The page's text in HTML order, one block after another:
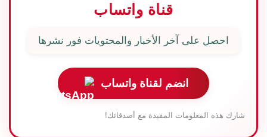
قناة واتساب
احصل على آخر الأخبار والمحتويات فور نشرها
انضم لقناة واتساب
شارك هذه المعلومات المفيدة مع أصدقائك!